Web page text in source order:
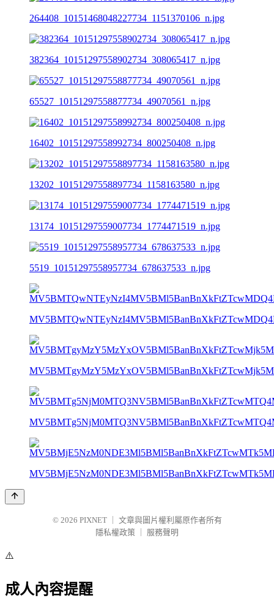
264408_10151468048227734_1151370106_n.jpg
382364_10151297558902734_308065417_n.jpg
65527_10151297558877734_49070561_n.jpg
16402_10151297558992734_800250408_n.jpg
13202_10151297558897734_1158163580_n.jpg
13174_10151297559007734_1774471519_n.jpg
5519_10151297558957734_678637533_n.jpg
© 2026 PIXNET
文章與圖片權利屬原作者所有
隱私權政策
服務聲明
⚠️
成人內容提醒